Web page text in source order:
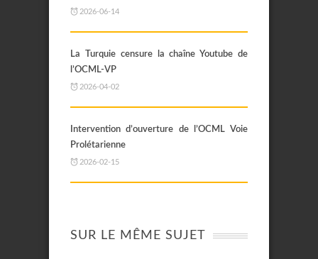
2026-06-14
La Turquie censure la chaîne Youtube de
l’OCML-VP
2026-04-02
Intervention d’ouverture de l’OCML Voie
Prolétarienne
2026-02-15
SUR LE MÊME SUJET